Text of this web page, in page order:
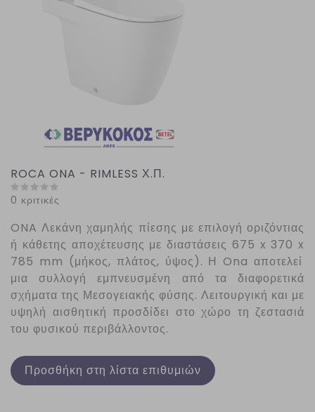
ROCA ONA - RIMLESS Χ.Π.
0 κριτικές
ONA Λεκάνη χαμηλής πίεσης με επιλογή οριζόντιας
ή κάθετης αποχέτευσης με διαστάσεις 675 x 370 x
785 mm (μήκος, πλάτος, ύψος). Η Ona αποτελεί
μια συλλογή εμπνευσμένη από τα διαφορετικά
σχήματα της Μεσογειακής φύσης. Λειτουργική και με
υψηλή αισθητική προσδίδει στο χώρο τη ζεστασιά
του φυσικού περιβάλλοντος.
Προσθήκη στη λίστα επιθυμιών